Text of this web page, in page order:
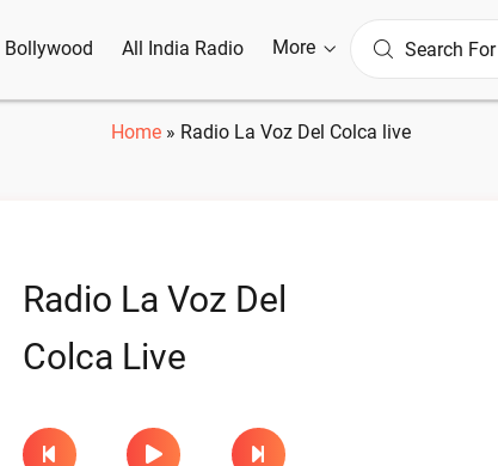
Bollywood All India Radio More
Home» Radio La Voz Del Colca live
Radio La Voz Del
Colca Live